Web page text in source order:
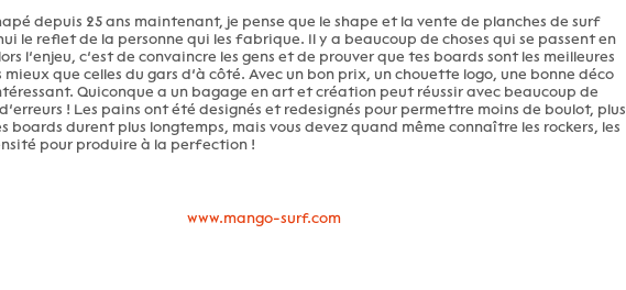
depuis 25 ans maintenant, je pense que le shape et la vente de planches de surf
le reflet de la personne qui les fabrique. Il y a beaucoup de choses qui se passent en
l’enjeu, c’est de convaincre les gens et de prouver que tes boards sont les meilleures
mieux que celles du gars d’à côté. Avec un bon prix, un chouette logo, une bonne déco
Quiconque a un bagage en art et création peut réussir avec beaucoup de
! Les pains ont été designés et redesignés pour permettre moins de boulot, plus
boards durent plus longtemps, mais vous devez quand même connaître les rockers, les
pour produire à la perfection !
www.mango-surf.com